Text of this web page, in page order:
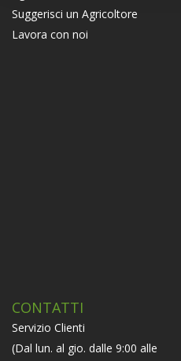
Suggerisci un Agricoltore
Lavora con noi
CONTATTI
Servizio Clienti
(Dal lun. al gio. dalle 9:00 alle